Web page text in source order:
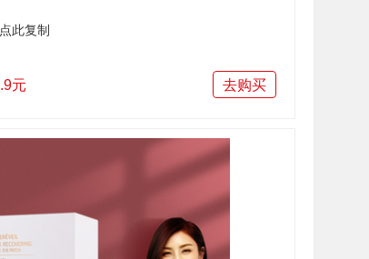
点此复制
元 去购买